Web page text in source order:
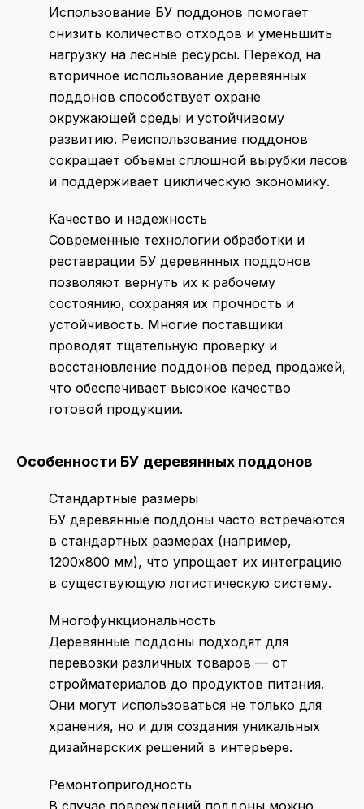
Использование БУ поддонов помогает
снизить количество отходов и уменьшить
нагрузку на лесные ресурсы. Переход на
вторичное использование деревянных
поддонов способствует охране
окружающей среды и устойчивому
развитию. Реиспользование поддонов
сокращает объемы сплошной вырубки лесов
и поддерживает циклическую экономику.
Качество и надежность
Современные технологии обработки и
реставрации БУ деревянных поддонов
позволяют вернуть их к рабочему
состоянию, сохраняя их прочность и
устойчивость. Многие поставщики
проводят тщательную проверку и
восстановление поддонов перед продажей,
что обеспечивает высокое качество
готовой продукции.
Особенности БУ деревянных поддонов
Стандартные размеры
БУ деревянные поддоны часто встречаются
в стандартных размерах (например,
1200х800 мм), что упрощает их интеграцию
в существующую логистическую систему.
Многофункциональность
Деревянные поддоны подходят для
перевозки различных товаров — от
стройматериалов до продуктов питания.
Они могут использоваться не только для
хранения, но и для создания уникальных
дизайнерских решений в интерьере.
Ремонтопригодность
В случае повреждений поддоны можно